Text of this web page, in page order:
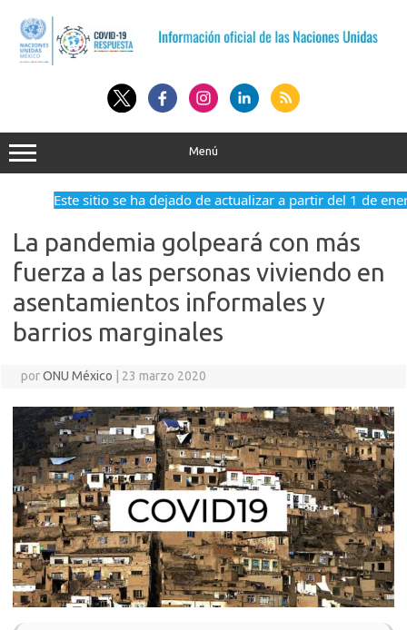
contenido
Menú
Este sitio se ha dejado de actualizar a partir del 1 de
La pandemia golpeará con más
fuerza a las personas viviendo en
asentamientos informales y
barrios marginales
porONU México 23 marzo 2020